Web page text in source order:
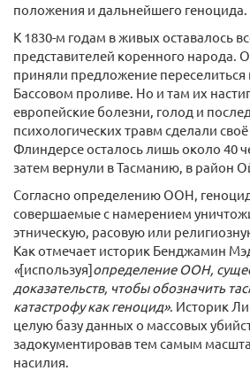
положения и дальнейшего геноцида.
К 1830-м годам в живых оставалось
представителей коренного народа.
приняли предложение
Бассовом проливе. Но и там их
европейские болезни, голод и
психологических травм сделали
Флиндерсе осталось лишь около 40
затем вернули в Тасманию, в район
Согласно определению ООН,
совершаемые с намерением
этническую, расовую или
Как отмечает историк Бенджамин
«[используя]определение ООН,
доказательств, чтобы обозначить
катастрофу как геноцид». Историк
целую базу данных о массовых
задокументировав тем самым
насилия.